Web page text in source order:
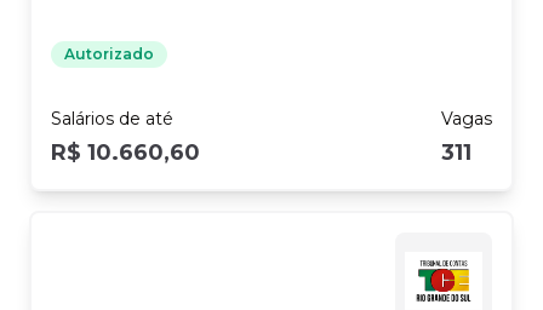
Autorizado
Salários de até
R$ 10.660,60
Vagas
311